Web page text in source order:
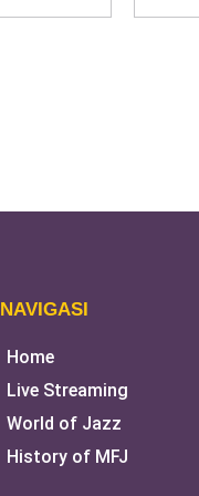
NAVIGASI
Home
Live Streaming
World of Jazz
History of MFJ